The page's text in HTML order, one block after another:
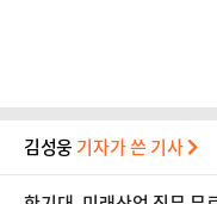
김성웅 기자가 쓴 기사